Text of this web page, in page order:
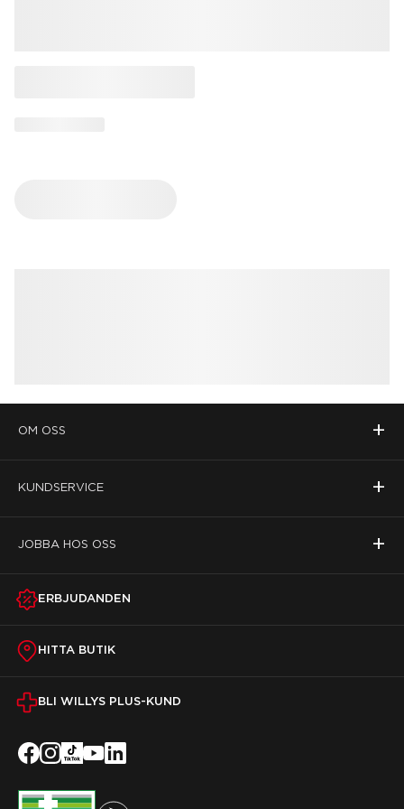
OM OSS +
KUNDSERVICE +
JOBBA HOS OSS +
ERBJUDANDEN
HITTA BUTIK
BLI WILLYS PLUS-KUND